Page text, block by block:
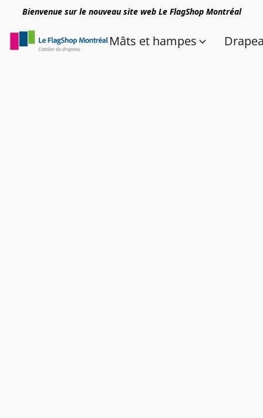
Bienvenue sur le nouveau site web Le FlagShop Montréal
Mâts et hampes